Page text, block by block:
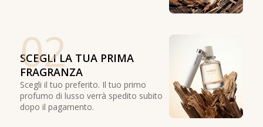
02
SCEGLI LA TUA PRIMA
FRAGRANZA
Scegli il tuo preferito. Il tuo primo
profumo di lusso verrà spedito subito
dopo il pagamento.